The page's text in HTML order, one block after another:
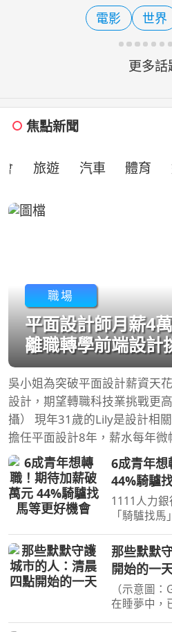
成熟的意思
樹開始落葉
電影 世界
更多話
焦點新聞
旅遊 汽車 體育
職場
平面設計師月薪4
離職轉學前端設計
吳小姐為突破平面設計薪資天
設計，期望轉職科技業挑戰更
攝） 現年31歲的Lily是設計相
擔任平面設計8年，薪水每年
6成青年想
44%騎驢
1111人力銀
「騎驢找
半年徵才旺
族開始重新
銀行調查發
那些默默
開始的一
（示意圖
在睡夢中，